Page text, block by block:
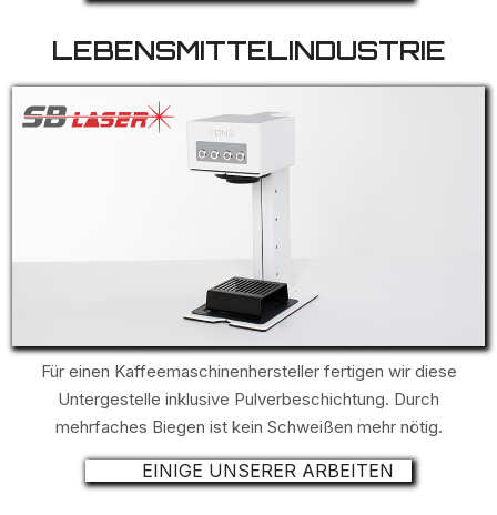
LEBENSMITTELINDUSTRIE
Für einen Kaffeemaschinenhersteller fertigen wir diese
Untergestelle inklusive Pulverbeschichtung. Durch
mehrfaches Biegen ist kein Schweißen mehr nötig.
EINIGE UNSERER ARBEITEN